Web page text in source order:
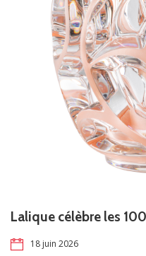
Lalique célèbre les
18 juin 2026